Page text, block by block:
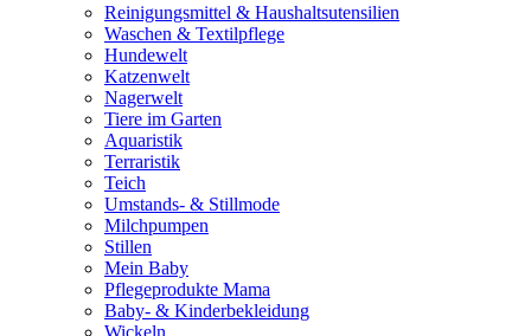
Reinigungsmittel & Haushaltsutensilien
Waschen & Textilpflege
Hundewelt
Katzenwelt
Nagerwelt
Tiere im Garten
Aquaristik
Terraristik
Teich
Umstands- & Stillmode
Milchpumpen
Stillen
Mein Baby
Pflegeprodukte Mama
Baby- & Kinderbekleidung
Wickeln